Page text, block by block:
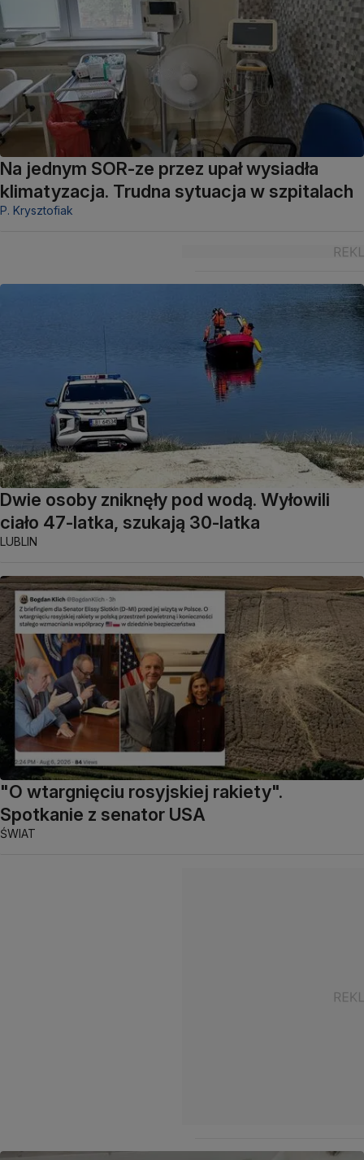
Na jednym SOR-ze przez upał wysiadła
klimatyzacja. Trudna sytuacja w szpitalach
P. Krysztofiak
Dwie osoby zniknęły pod wodą. Wyłowili
ciało 47-latka, szukają 30-latka
LUBLIN
"O wtargnięciu rosyjskiej rakiety".
Spotkanie z senator USA
ŚWIAT